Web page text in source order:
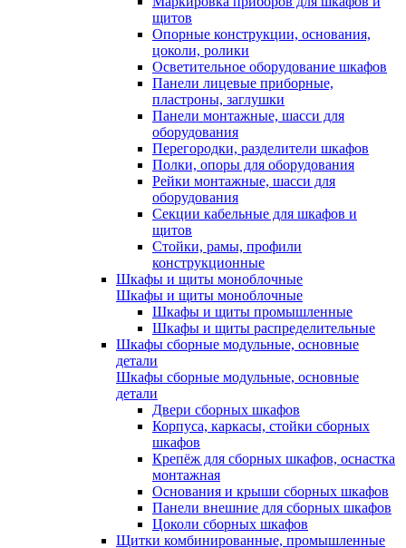
щитов
Опорные конструкции, основания,
цоколи, ролики
Осветительное оборудование шкафов
Панели лицевые приборные,
пластроны, заглушки
Панели монтажные, шасси для
оборудования
Перегородки, разделители шкафов
Полки, опоры для оборудования
Рейки монтажные, шасси для
оборудования
Секции кабельные для шкафов и
щитов
Стойки, рамы, профили
конструкционные
Шкафы и щиты моноблочные
Шкафы и щиты моноблочные
Шкафы и щиты промышленные
Шкафы и щиты распределительные
Шкафы сборные модульные, основные
детали
Шкафы сборные модульные, основные
детали
Двери сборных шкафов
Корпуса, каркасы, стойки сборных
шкафов
Крепёж для сборных шкафов, оснастка
монтажная
Основания и крыши сборных шкафов
Панели внешние для сборных шкафов
Цоколи сборных шкафов
Щитки комбинированные, промышленные